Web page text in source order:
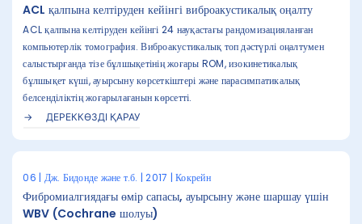
ACL қалпына келтіруден кейінгі виброакустикалық оңалту
ACL қалпына келтіруден кейінгі 24 науқастағы рандомизацияланған
компьютерлік томография. Виброакустикалық топ дәстүрлі оңалтумен
салыстырғанда тізе бұлшықетінің жоғары ROM, изокинетикалық
бұлшықет күші, ауырсыну көрсеткіштері және парасимпатикалық
белсенділіктің жоғарылағанын көрсетті.
ДЕРЕККӨЗДІ ҚАРАУ
06 | Дж. Бидонде және т.б. | 2017 | Кокрейн
Фибромиалгиядағы өмір сапасы, ауырсыну және шаршау үшін
WBV (Cochrane шолуы)